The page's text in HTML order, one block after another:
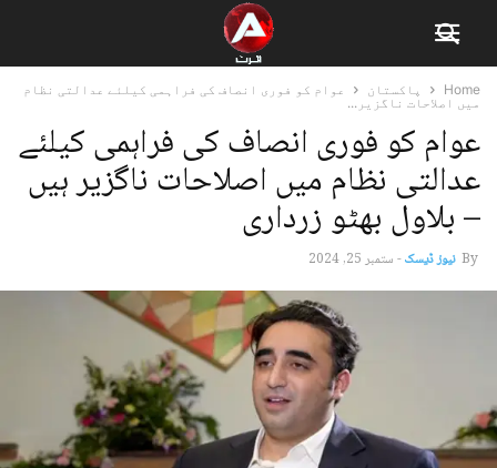
Home پاکستان
عوام کو فوری انصاف کی فراہمی کیلئے عدالتی نظام
میں اصلاحات ناگزیر...
عوام کو فوری انصاف کی فراہمی کیلئے
عدالتی نظام میں اصلاحات ناگزیر ہیں
– بلاول بھٹو زرداری
By نیوز ڈیسک-ستمبر 25, 2024